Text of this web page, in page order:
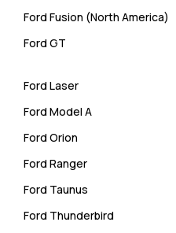
Ford Fusion (North America)
Ford GT
Ford Laser
Ford Model A
Ford Orion
Ford Ranger
Ford Taunus
Ford Thunderbird